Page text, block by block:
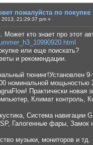
пожалуйста по покупке
21:29:37 pm »
Может кто знает про этот
или еще поискать?
и рекомендации.
тюнинг!Установлен 9-
номинальной мощьностью
Практически
Климат контроль,
Система навигации
Галогенные фары,
музыки, мониторов и